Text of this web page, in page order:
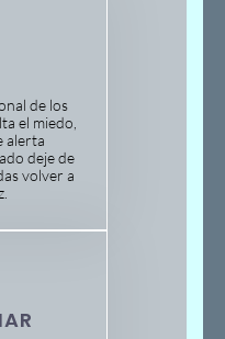
de los
el miedo,
alerta
deje de
volver a